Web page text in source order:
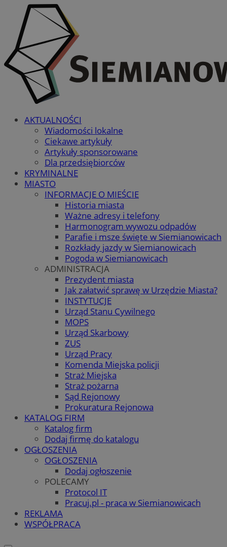
AKTUALNOŚCI
Wiadomości lokalne
Ciekawe artykuły
Artykuły sponsorowane
Dla przedsiębiorców
KRYMINALNE
MIASTO
INFORMACJE O MIEŚCIE
Historia miasta
Ważne adresy i telefony
Harmonogram wywozu odpadów
Parafie i msze święte w Siemianowicach
Rozkłady jazdy w Siemianowicach
Pogoda w Siemianowicach
ADMINISTRACJA
Prezydent miasta
Jak załatwić sprawę w Urzędzie Miasta?
INSTYTUCJE
Urząd Stanu Cywilnego
MOPS
Urząd Skarbowy
ZUS
Urząd Pracy
Komenda Miejska policji
Straż Miejska
Straż pożarna
Sąd Rejonowy
Prokuratura Rejonowa
KATALOG FIRM
Katalog firm
Dodaj firmę do katalogu
OGŁOSZENIA
OGŁOSZENIA
Dodaj ogłoszenie
POLECAMY
Protocol IT
Pracuj.pl - praca w Siemianowicach
REKLAMA
WSPÓŁPRACA